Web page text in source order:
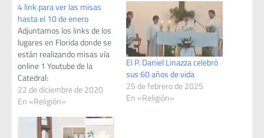
4 link para ver las misas
hasta el 10 de enero
Adjuntamos los links de los
lugares en Florida donde se
están realizando misas vía
online 1 Youtube de la
Catedral:
https://www.youtube.com/channel/UCeR7E_H9sfwjXgBZp-
GJJsA Desde este canal el
las misas de noche buena y
22 de diciembre de 2020
En «Religión»
El P. Daniel Linazza celebró
sus 60 años de vida
25 de febrero de 2025
En «Religión»